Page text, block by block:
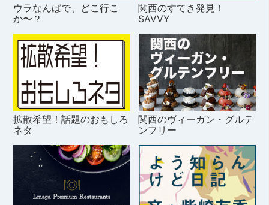
ウラなんばで、どこ行こ
か〜？
関西のすてき発見！
SAVVY
拡散希望！話題のおもしろ
ネタ
関西のヴィーガン・グルテ
ンフリー